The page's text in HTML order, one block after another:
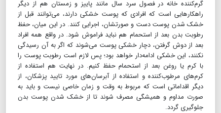
گرم‌کننده خانه در فصول سرد سال مانند پاییز و زمستان هم از دیگر
راهکارهایی است که افرادی که پوست خشکی دارند، می‌توانند قبل از
خشک شدن پوست دست و صورتشان، اجرایی کنند. در این میان، حفظ
رطوبت بدن بعد از استحمام هم نباید فراموش شود. در واقع همه افراد
بعد از دوش گرفتن، دچار خشکی پوست می‌شوند که اگر به آن رسیدگی
نکنند، این خشکی ادامه‌دار خواهد بود؛ پس لازم است رطوبت پوست را
با کرم یا روغن بعد از استحمام حفظ کنیم. در نهایت هم استفاده از
کرم‌های مرطوب‌کننده و استفاده از آبرسان‌های مورد تایید پزشکان، از
دیگر اقداماتی است که مربوط به وقت و زمان خاصی نیست و باید به
صورت مداوم و همیشگی مصرف شوند تا از خشک شدن پوست بدن
جلوگیری گردد.